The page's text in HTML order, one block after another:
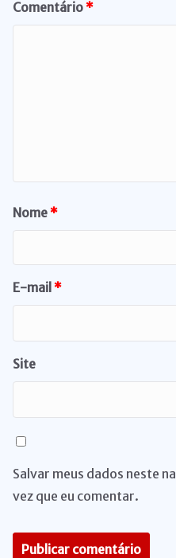
Comentário*
Nome*
E-mail *
Site
Salvar meus dados neste
vez que eu comentar.